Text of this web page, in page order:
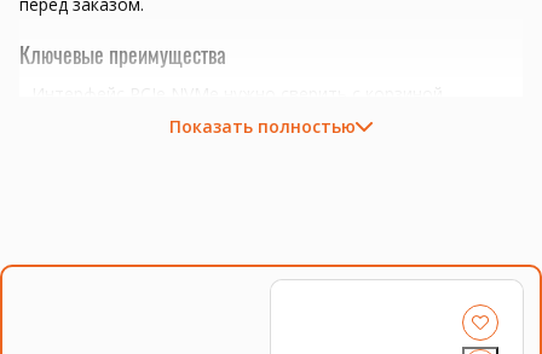
Ключевые преимущества
контроллером или платой.
Сокет LGA1150; важно сверить поддержку BIOS и платы.
Показать полностью